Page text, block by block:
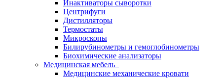
Инактиваторы сыворотки
Центрифуги
Дистилляторы
Термостаты
Микроскопы
Билирубинометры и гемоглобинометры
Биохимические анализаторы
Медицинская мебель
Медицинские механические кровати